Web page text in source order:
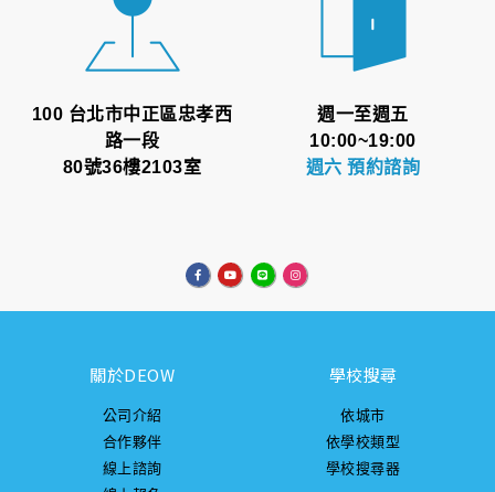
100 台北市中正區忠孝西
路一段
80號36樓2103室
週一至週五
10:00~19:00
週六 預約諮詢
關於DEOW
公司介紹
合作夥伴
線上諮詢
學校搜尋
依城市
依學校類型
學校搜尋器